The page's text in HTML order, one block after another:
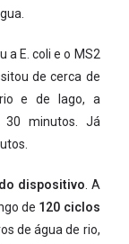
a E. coli e o MS2
de cerca de
e de lago, a
30 minutos. Já
dispositivo. A
de 120 ciclos
de água de rio,